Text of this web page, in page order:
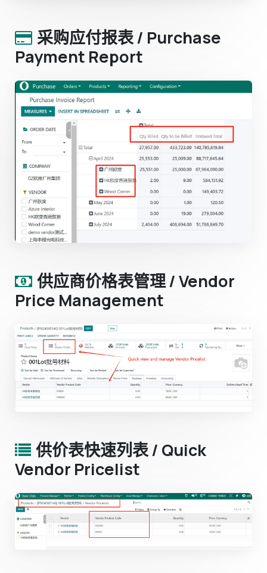
采购应付报表 / Purchase
Payment Report
供应商价格表管理 / Vendor
Price Management
供价表快速列表 / Quick
Vendor Pricelist